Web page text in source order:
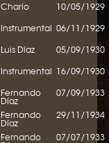
Charlo 10/05/1929
Instrumental 06/11/1929
Luis Díaz 05/09/1930
Instrumental 16/09/1930
Fernando
Díaz
07/09/1933
Fernando
Díaz
29/11/1934
Fernando
07/07/1933